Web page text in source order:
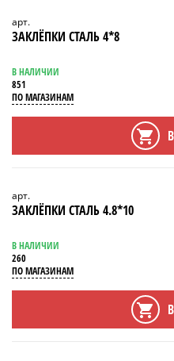
арт.
ЗАКЛЁПКИ СТАЛЬ 4*8
В НАЛИЧИИ
851
ПО МАГАЗИНАМ
арт.
ЗАКЛЁПКИ СТАЛЬ 4.8*10
В НАЛИЧИИ
260
ПО МАГАЗИНАМ